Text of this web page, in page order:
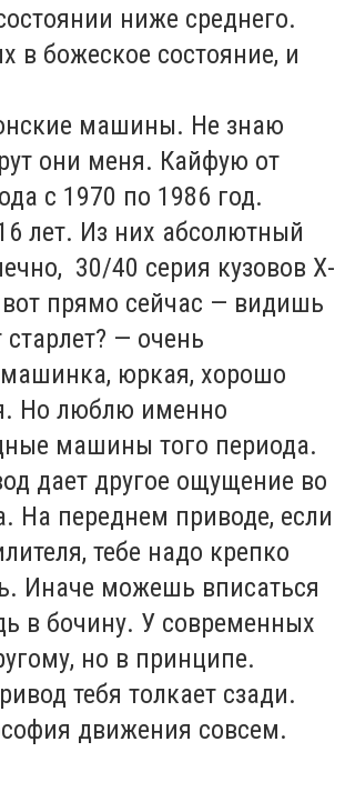
ниже среднего.
в божеское состояние, и
машины. Не знаю
они меня. Кайфую от
с 1970 по 1986 год.
лет. Из них абсолютный
30/40 серия кузовов Х-
прямо сейчас — видишь
— очень
юркая, хорошо
Но люблю именно
машины того периода.
дает другое ощущение во
На переднем приводе, если
тебе надо крепко
Иначе можешь вписаться
в бочину. У современных
но в принципе.
тебя толкает сзади.
движения совсем.